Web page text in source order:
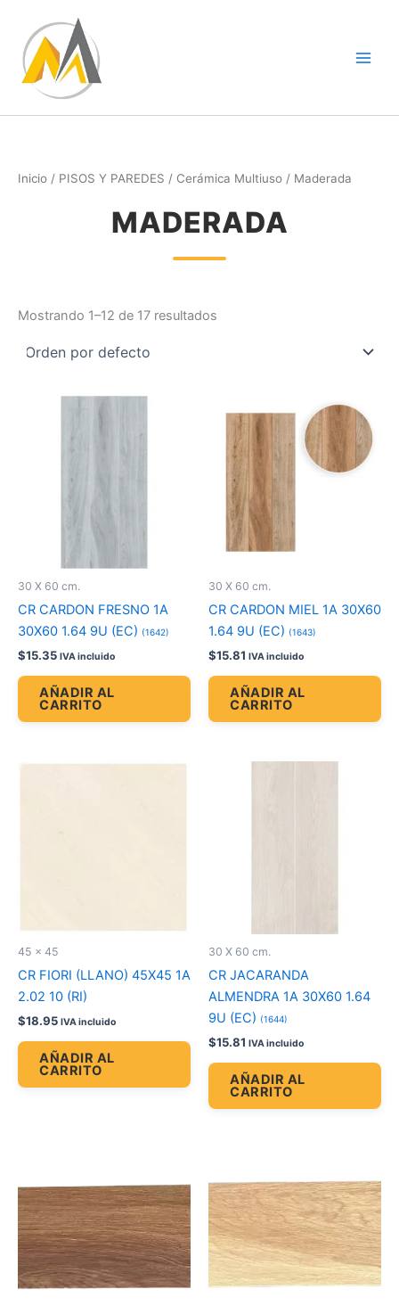
contenido
Inicio / PISOS Y PAREDES / Cerámica Multiuso / Maderada
MADERADA
Mostrando 1–12 de 17 resultados
30 X 60 cm.
CR CARDON FRESNO 1A
30X60 1.64 9U (EC) (1642)
$15.35 IVA incluido
AÑADIR AL
CARRITO
30 X 60 cm.
CR CARDON MIEL 1A 30X60
1.64 9U (EC) (1643)
$15.81 IVA incluido
AÑADIR AL
CARRITO
45 x 45
CR FIORI (LLANO) 45X45 1A
2.02 10 (RI)
$18.95 IVA incluido
AÑADIR AL
CARRITO
30 X 60 cm.
CR JACARANDA
ALMENDRA 1A 30X60 1.64
9U (EC) (1644)
$15.81 IVA incluido
AÑADIR AL
CARRITO